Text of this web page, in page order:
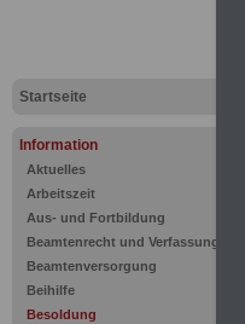
Startseite
Information
Aktuelles
Arbeitszeit
Aus- und Fortbildung
Beamtenrecht und Verfassung
Beamtenversorgung
Beihilfe
Besoldung